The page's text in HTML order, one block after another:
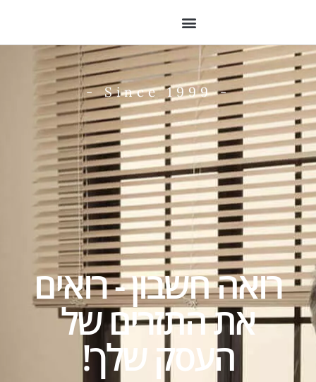
- Since 1999 -
רואה חשבון - רואים
את התזרים של
העסק שלך!